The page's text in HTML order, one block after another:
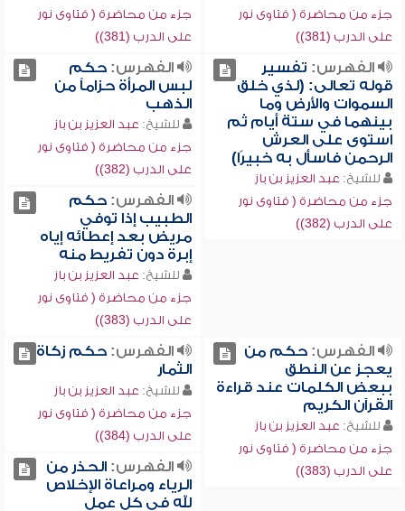
جزء من محاضرة ( فتاوى نور
على الدرب (381))
جزء من محاضرة ( فتاوى نور
على الدرب (381))
الفهرس: تفسير
قوله تعالى: (لذي خلق
السموات والأرض وما
بينهما في ستة أيام ثم
استوى على العرش
الرحمن فاسأل به خبيرًا)
للشيخ: عبد العزيز بن باز
جزء من محاضرة ( فتاوى نور
على الدرب (382))
الفهرس:حكم
لبس المرأة حزاماً من
الذهب
للشيخ: عبد العزيز بن باز
جزء من محاضرة ( فتاوى نور
على الدرب (382))
الفهرس:حكم
الطبيب إذا توفي
مريض بعد إعطائه إياه
إبرة دون تفريط منه
للشيخ: عبد العزيز بن باز
جزء من محاضرة ( فتاوى نور
على الدرب (383))
الفهرس:حكم من
يعجز عن النطق
ببعض الكلمات عند قراءة
القرآن الكريم
للشيخ: عبد العزيز بن باز
جزء من محاضرة ( فتاوى نور
على الدرب (383))
الفهرس:حكم زكاة
الثمار
للشيخ: عبد العزيز بن باز
جزء من محاضرة ( فتاوى نور
على الدرب (384))
الفهرس:الحذر من
الرياء ومراعاة الإخلاص
لله في كل عمل